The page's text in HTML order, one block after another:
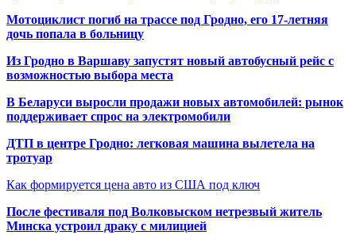
Мотоциклист погиб на трассе под Гродно, его 17-летняя
дочь попала в больницу
Из Гродно в Варшаву запустят новый автобусный рейс с
возможностью выбора места
В Беларуси выросли продажи новых автомобилей: рынок
поддерживает спрос на электромобили
ДТП в центре Гродно: легковая машина вылетела на
тротуар
Как формируется цена авто из США под ключ
После фестиваля под Волковыском нетрезвый житель
Минска устроил драку с милицией